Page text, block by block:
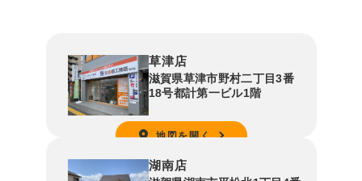
草津店
滋賀県草津市野村二丁目3番
18号都計第一ビル1階
地図を開く
湖南店